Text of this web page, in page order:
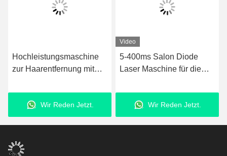
Hochleistungsmaschine
zur Haarentfernung mit
808nm 1064nm 3
WellenlängeWir Reden Jetzt.
Video
5-400ms Salon Diode
Laser Maschine für die
Eingangsleistung
Wir Reden Jetzt.